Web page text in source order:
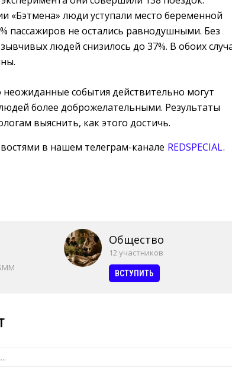
«Бэтмена» люди уступали место беременной
пассажиров не остались равнодушными. Без
людей снизилось до 37%. В обоих
события действительно могут
более доброжелательными. Результаты
выяснить, как этого достичь.
в нашем телеграм-канале REDSPECIAL.
Общество
12 участников
ВСТУПИТЬ